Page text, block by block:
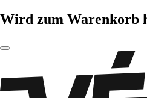
Wird zum Warenkorb